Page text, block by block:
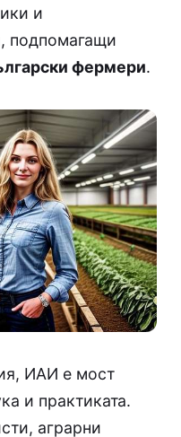
и
подпомагащи
фермери.
ИАИ е мост
и практиката.
аграрни